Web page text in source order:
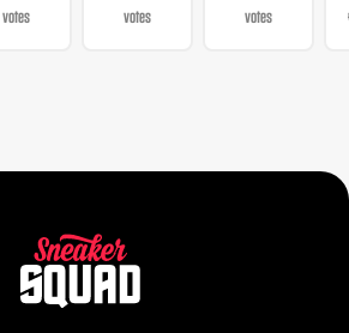
votes
votes
votes